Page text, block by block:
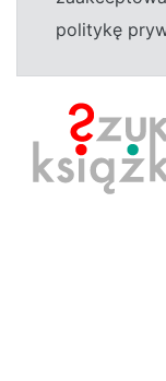
politykę